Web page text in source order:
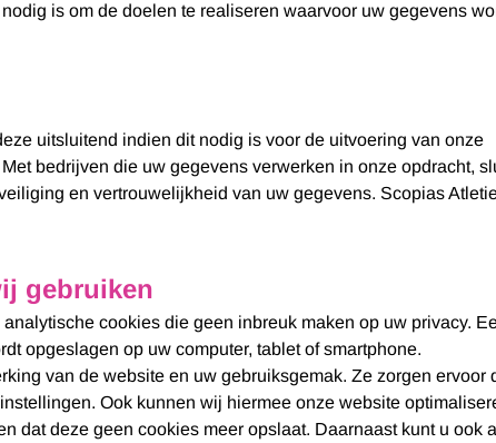
is om de doelen te realiseren waarvoor uw gegevens
uitsluitend indien dit nodig is voor de uitvoering van onze
bedrijven die uw gegevens verwerken in onze opdracht,
en vertrouwelijkheid van uw gegevens. Scopias
gebruiken
cookies die geen inbreuk maken op uw privacy.
opgeslagen op uw computer, tablet of smartphone.
van de website en uw gebruiksgemak. Ze zorgen ervoor
Ook kunnen wij hiermee onze website
dat deze geen cookies meer opslaat. Daarnaast kunt u ook